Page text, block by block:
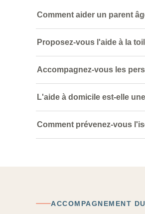
Comment aider un parent
Proposez-vous l'aide à la
Accompagnez-vous les
L'aide à domicile est-elle
Comment prévenez-vous
ACCOMPAGNEMENT